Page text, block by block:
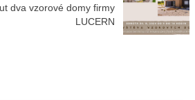
dva vzorové domy firmy
LUCERN